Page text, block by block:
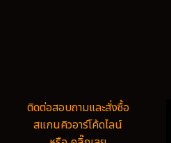
ติดต่อสอบถามและสั่งซื้อ
สแกนคิวอาร์โค้ดไลน์